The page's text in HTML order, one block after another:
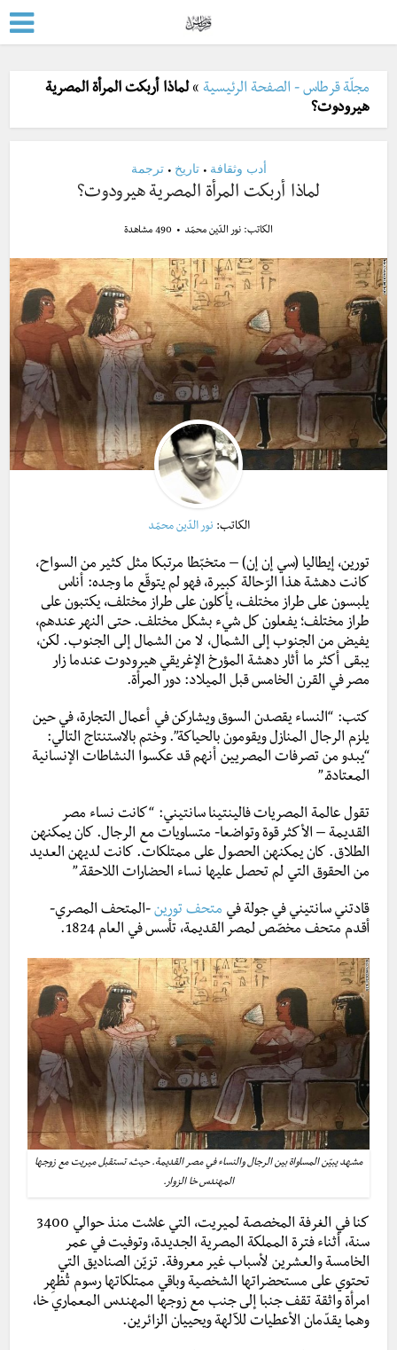
مجلّة قرطاس - الصفحة الرئيسية »لماذا أربكت المرأة المصرية
هيرودوت؟
أدب وثقافة • تاريخ • ترجمة
لماذا أربكت المرأة المصرية هيرودوت؟
الكاتب: نور الدّين محمّد 490 مشاهدة
الكاتب: نور الدّين محمّد
تورين، إيطاليا (سي إن إن) – متخبّطا مرتبكا مثل كثير من السواح،
كانت دهشة هذا الرّحالة كبيرة، فهو لم يتوقّع ما وجده: أناس
يلبسون على طراز مختلف، يأكلون على طراز مختلف، يكتبون على
طراز مختلف؛ يفعلون كل شيء بشكل مختلف. حتى النهر عندهم،
يفيض من الجنوب إلى الشمال، لا من الشمال إلى الجنوب. لكن،
يبقى أكثر ما أثار دهشة المؤرخ الإغريقي هيرودوت عندما زار
مصر في القرن الخامس قبل الميلاد: دور المرأة.
كتب: “النساء يقصدن السوق ويشاركن في أعمال التجارة، في حين
يلزم الرجال المنازل ويقومون بالحياكة”. وختم بالاستنتاج التالي:
“يبدو من تصرفات المصريين أنهم قد عكسوا النشاطات الإنسانية
المعتادة.”
تقول عالمة المصريات فالينتينا سانتيني: “كانت نساء مصر
القديمة – الأكثر قوة وتواضعا- متساويات مع الرجال. كان يمكنهن
الطلاق. كان يمكنهن الحصول على ممتلكات. كانت لديهن العديد
من الحقوق التي لم تحصل عليها نساء الحضارات اللاحقة.”
قادتني سانتيني في جولة في متحف تورين -المتحف المصري-
أقدم متحف مخصّص لمصر القديمة، تأسس في العام 1824.
مشهد يبيّن المساواة بين الرجال والنساء في مصر القديمة. حيث، تستقبل ميريت مع زوجها
المهندس خا الزوار.
كنا في الغرفة المخصصة لميريت، التي عاشت منذ حوالي 3400
سنة، أثناء فترة المملكة المصرية الجديدة، وتوفيت في عمر
الخامسة والعشرين لأسباب غير معروفة. تزيّن الصناديق التي
تحتوي على مستحضراتها الشخصية وباقي ممتلكاتها رسوم تُظهِر
امرأة واثقة تقف جنبا إلى جنب مع زوجها المهندس المعماري خا،
وهما يقدّمان الأعطيات للآلهة ويحييان الزائرين.